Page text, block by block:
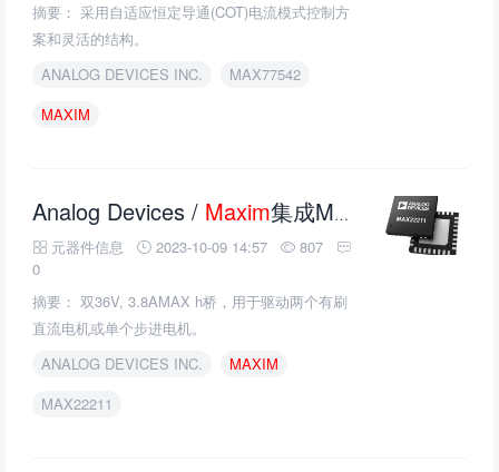
摘要： 采用自适应恒定导通(COT)电流模式控制方
案和灵活的结构。
ANALOG DEVICES INC.
MAX77542
MAXIM
Analog Devices / Maxim集成MAX22211双h桥电机驱动的介绍、特性、及应用
元器件信息 2023-10-09 14:57
807
0
摘要： 双36V, 3.8AMAX h桥，用于驱动两个有刷
直流电机或单个步进电机。
ANALOG DEVICES INC.
MAXIM
MAX22211